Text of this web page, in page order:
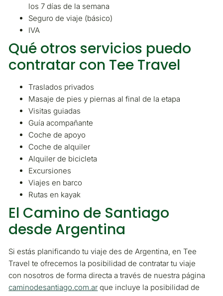
los 7 días de la semana
Seguro de viaje (básico)
IVA
Qué otros servicios puedo
contratar con Tee Travel
Traslados privados
Masaje de pies y piernas al final de la etapa
Visitas guiadas
Guía acompañante
Coche de apoyo
Coche de alquiler
Alquiler de bicicleta
Excursiones
Viajes en barco
Rutas en kayak
El Camino de Santiago
desde Argentina
Si estás planificando tu viaje des de Argentina, en Tee
Travel te ofrecemos la posibilidad de contratar tu viaje
con nosotros de forma directa a través de nuestra página
caminodesantiago.com.ar que incluye la posibilidad de